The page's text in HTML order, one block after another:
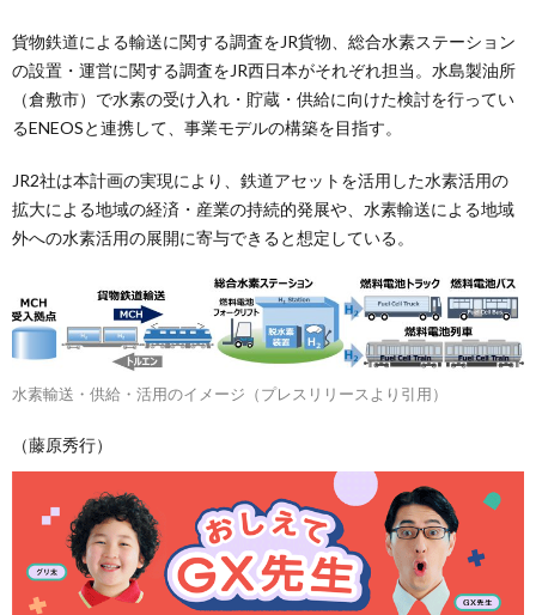
貨物鉄道による輸送に関する調査をJR貨物、総合水素ステーション
の設置・運営に関する調査をJR西日本がそれぞれ担当。水島製油所
（倉敷市）で水素の受け入れ・貯蔵・供給に向けた検討を行ってい
るENEOSと連携して、事業モデルの構築を目指す。
JR2社は本計画の実現により、鉄道アセットを活用した水素活用の
拡大による地域の経済・産業の持続的発展や、水素輸送による地域
外への水素活用の展開に寄与できると想定している。
水素輸送・供給・活用のイメージ（プレスリリースより引用）
（藤原秀行）